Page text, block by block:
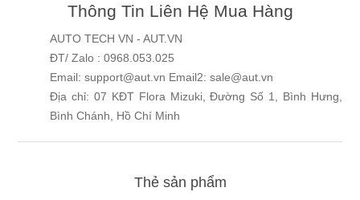
Thông Tin Liên Hệ Mua Hàng
AUTO TECH VN - AUT.VN
ĐT/ Zalo : 0968.053.025
Email: support@aut.vn Email2: sale@aut.vn
Địa chỉ: 07 KĐT Flora Mizuki, Đường Số 1, Bình Hưng,
Bình Chánh, Hồ Chí Minh
Thẻ sản phẩm